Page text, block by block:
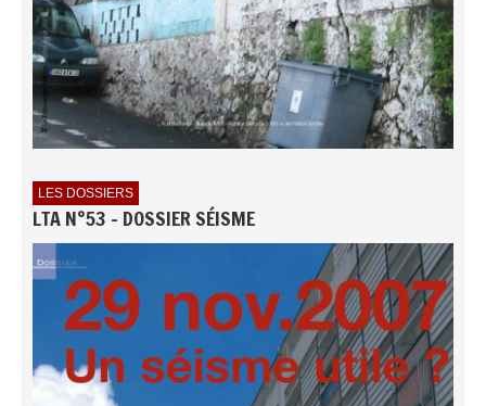
LES DOSSIERS
LTA N°53 - DOSSIER SÉISME